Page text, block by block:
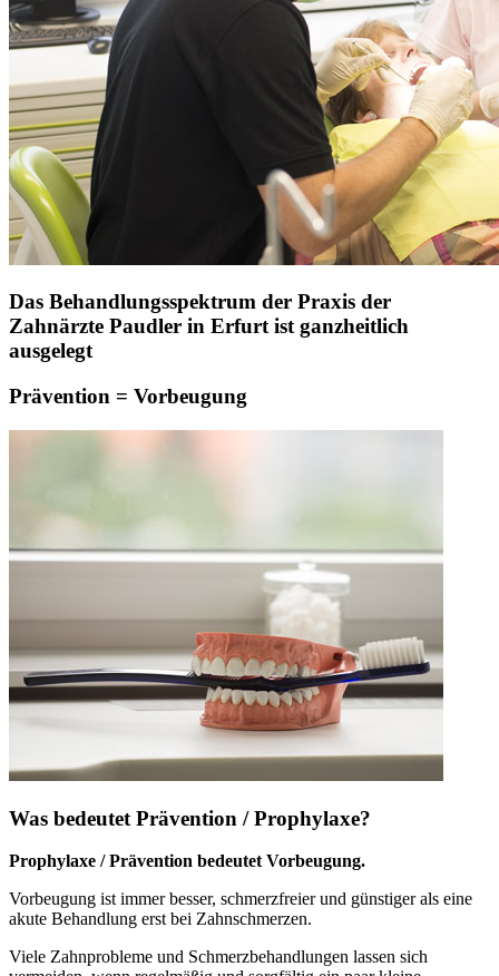
Das Behandlungsspektrum der Praxis der
Zahnärzte Paudler in Erfurt ist ganzheitlich
ausgelegt
Prävention = Vorbeugung
Was bedeutet Prävention / Prophylaxe?
Prophylaxe / Prävention bedeutet Vorbeugung.
Vorbeugung ist immer besser, schmerzfreier und günstiger als eine
akute Behandlung erst bei Zahnschmerzen.
Viele Zahnprobleme und Schmerzbehandlungen lassen sich